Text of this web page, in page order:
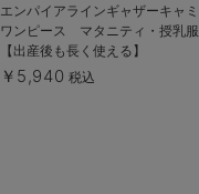
エンパイアラインギャザーキャミ
ワンピース マタニティ・授乳服
【出産後も長く使える】
￥5,940 税込